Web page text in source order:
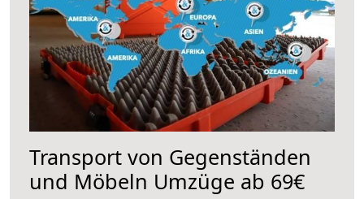
Transport von Gegenständen
und Möbeln Umzüge ab 69€